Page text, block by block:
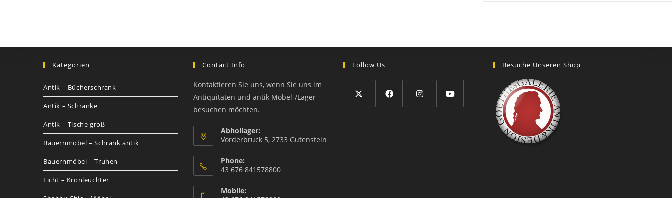
Kategorien
Antik – Bücherschrank
Antik – Schränke
Antik – Tische groß
Bauernmöbel – Schrank antik
Bauernmöbel – Truhen
Licht – Kronleuchter
Contact Info
Kontaktieren Sie uns, wenn Sie uns im
Antiquitäten und antik Möbel-/Lager
besuchen möchten.
Abhollager:
Vorderbruck 5, 2733 Gutenstein
Phone:
43 676 841578800
Mobile:
Follow Us Besuche Unseren Shop